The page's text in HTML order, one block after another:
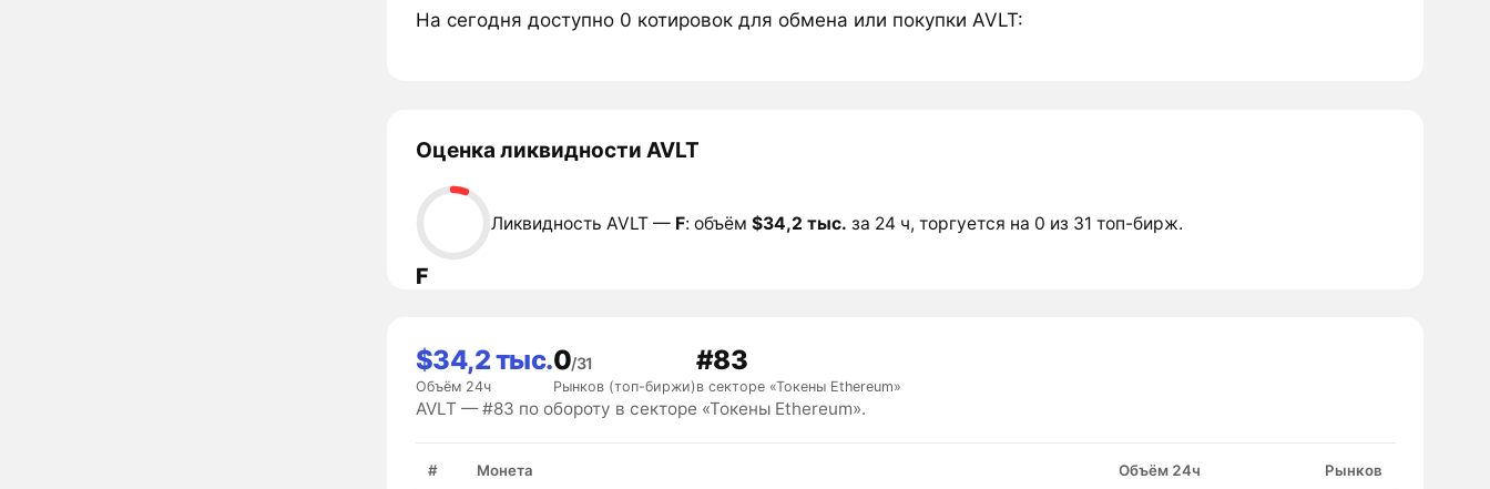
На сегодня доступно 0 котировок для обмена или покупки AVLT:
Оценка ликвидности AVLT
F
Ликвидность AVLT — F: объём $34,2 тыс. за 24 ч, торгуется на 0 из 31 топ-бирж.
$34,2 тыс.
Объём 24ч
0/31
Рынков (топ-биржи)
#83
в секторе «Токены Ethereum»
AVLT — #83 по обороту в секторе «Токены Ethereum».
# Монета Объём 24ч Рынков